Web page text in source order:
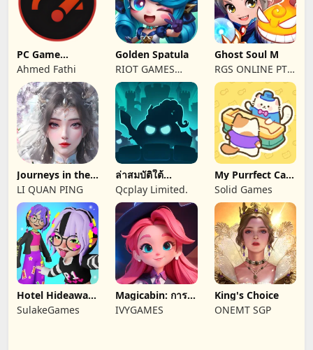
Ltd
PC Game
Booster
Ahmed Fathi
Golden Spatula
RIOT GAMES
SERVICES PTE.
LTD.
Ghost Soul M
RGS ONLINE PTE.
LTD.
Journeys in the
Immortal Realm
LI QUAN PING
ล่าสมบัติใต้
พิภพ(G&D)
Qcplay Limited.
My Purrfect Cat
Hotel
Solid Games
Hotel Hideaway:
อวตาร & แชท
SulakeGames
Magicabin: การ
ผจญภัยของแม่มด
IVYGAMES
King's Choice
ONEMT SGP